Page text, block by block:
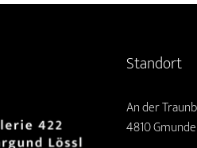
Standort
An der
4810